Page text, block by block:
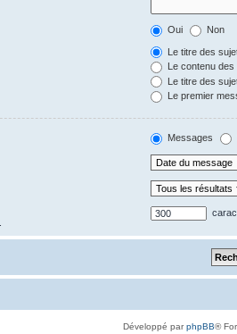
Oui Non
Le titre des
Le contenu
Le titre des
Le premier
Messages
Développé parphpBB®